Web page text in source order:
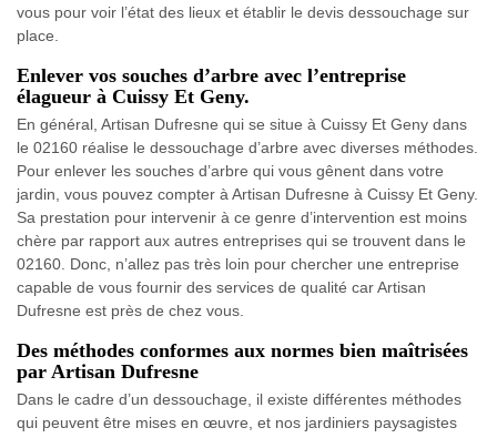
vous pour voir l’état des lieux et établir le devis dessouchage sur
place.
Enlever vos souches d’arbre avec l’entreprise
élagueur à Cuissy Et Geny.
En général, Artisan Dufresne qui se situe à Cuissy Et Geny dans
le 02160 réalise le dessouchage d’arbre avec diverses méthodes.
Pour enlever les souches d’arbre qui vous gênent dans votre
jardin, vous pouvez compter à Artisan Dufresne à Cuissy Et Geny.
Sa prestation pour intervenir à ce genre d’intervention est moins
chère par rapport aux autres entreprises qui se trouvent dans le
02160. Donc, n’allez pas très loin pour chercher une entreprise
capable de vous fournir des services de qualité car Artisan
Dufresne est près de chez vous.
Des méthodes conformes aux normes bien maîtrisées
par Artisan Dufresne
Dans le cadre d’un dessouchage, il existe différentes méthodes
qui peuvent être mises en œuvre, et nos jardiniers paysagistes